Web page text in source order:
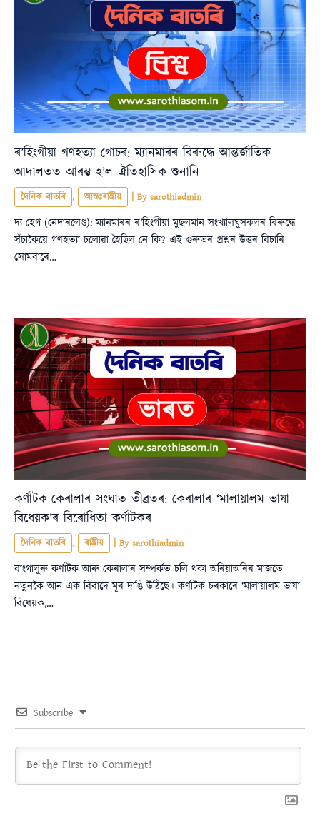
ৰ’হিংগীয়া গণহত্যা গোচৰ: ম্যানমাৰৰ বিৰুদ্ধে আন্তৰ্জাতিক
আদালতত আৰম্ভ হ’ল ঐতিহাসিক শুনানি
দৈনিক বাতৰি , আন্তঃৰাষ্ট্ৰীয় | By sarothiadmin
দ্য হেগ (নেদাৰলেণ্ড): ম্যানমাৰৰ ৰ’হিংগীয়া মুছলমান সংখ্যালঘুসকলৰ বিৰুদ্ধে
সঁচাকৈয়ে গণহত্যা চলোৱা হৈছিল নে কি? এই গুৰুতৰ প্ৰশ্নৰ উত্তৰ বিচাৰি
সোমবাৰে…
কৰ্ণাটক-কেৰালাৰ সংঘাত তীব্ৰতৰ: কেৰালাৰ ‘মালায়ালম ভাষা
বিধেয়ক’ৰ বিৰোধিতা কৰ্ণাটকৰ
দৈনিক বাতৰি , ৰাষ্ট্ৰীয় | By sarothiadmin
বাংগালুৰু-কৰ্ণাটক আৰু কেৰালাৰ সম্পৰ্কত চলি থকা অৰিয়াঅৰিৰ মাজতে
নতুনকৈ আন এক বিবাদে মূৰ দাঙি উঠিছে। কৰ্ণাটক চৰকাৰে ‘মালায়ালম ভাষা
বিধেয়ক,…
Subscribe